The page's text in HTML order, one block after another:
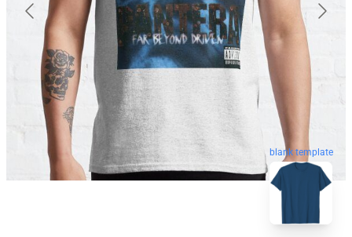
blank template